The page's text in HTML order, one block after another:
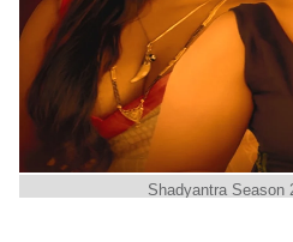
Shadyantra Season